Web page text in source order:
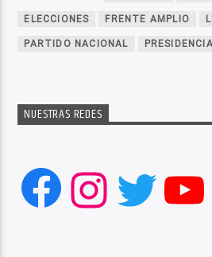
ELECCIONES FRENTE AMPLIO
PARTIDO NACIONAL
NUESTRAS REDES
Facebook